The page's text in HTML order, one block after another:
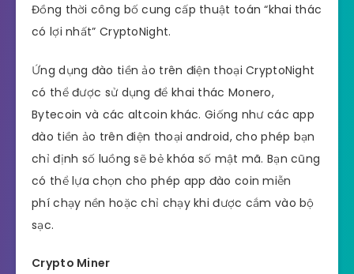
Đồng thời công bố cung cấp thuật toán “khai thác
có lợi nhất” CryptoNight.
Ứng dụng đào tiền ảo trên điện thoại CryptoNight
có thể được sử dụng để khai thác Monero,
Bytecoin và các altcoin khác. Giống như các app
đào tiền ảo trên điện thoại android, cho phép bạn
chỉ định số luồng sẽ bẻ khóa số mật mã. Bạn cũng
có thể lựa chọn cho phép app đào coin miễn
phí chạy nền hoặc chỉ chạy khi được cắm vào bộ
sạc.
Crypto Miner